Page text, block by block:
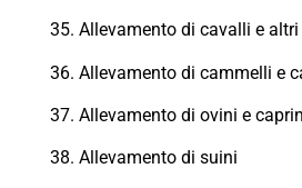
Allevamento di cavalli e altri
Allevamento di cammelli e
Allevamento di ovini e
Allevamento di suini